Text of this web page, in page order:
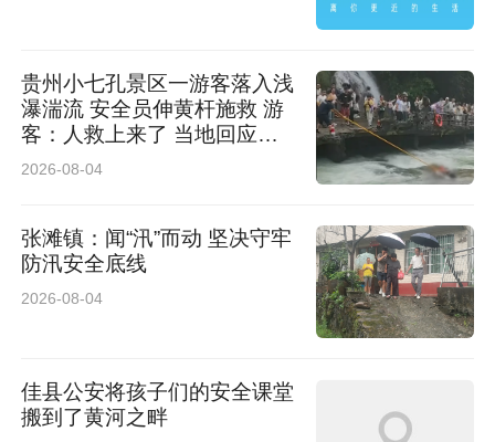
限定文创礼品，增加了互动趣味性，鼓励游客打
贵州小七孔景区一游客落入浅
瀑湍流 安全员伸黄杆施救 游
客：人救上来了 当地回应：
完全按照救援标准，景区跟进
2026-08-04
张滩镇：闻“汛”而动 坚决守牢
防汛安全底线
2026-08-04
佳县公安将孩子们的安全课堂
搬到了黄河之畔